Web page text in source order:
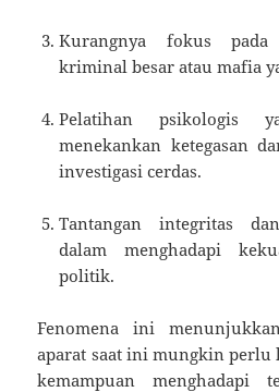
Kurangnya fokus pada
kriminal besar atau mafia
Pelatihan psikologis
menekankan ketegasan
investigasi cerdas.
Tantangan integritas
dalam menghadapi
politik.
Fenomena ini
aparat saat ini mungkin perlu
kemampuan menghadapi